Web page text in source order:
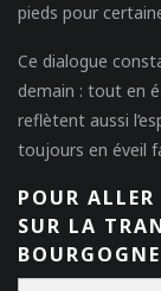
pieds pour
Ce dialogue
demain : tout en
reflètent aussi
toujours en éveil
POUR
SUR LA
BOURGOGNE